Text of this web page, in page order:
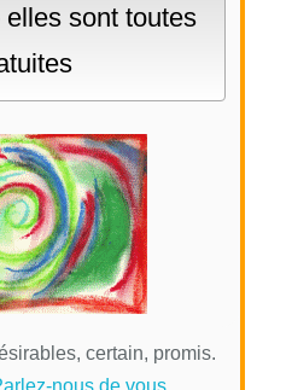
certain, promis.
nous de vous